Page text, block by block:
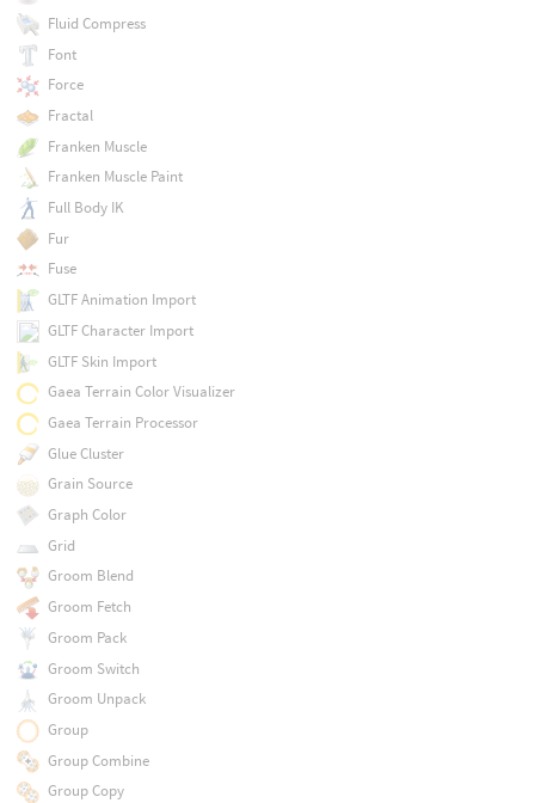
Fluid Compress
Font
Force
Fractal
Franken Muscle
Franken Muscle Paint
Full Body IK
Fur
Fuse
GLTF Animation Import
GLTF Character Import
GLTF Skin Import
Gaea Terrain Color Visualizer
Gaea Terrain Processor
Glue Cluster
Grain Source
Graph Color
Grid
Groom Blend
Groom Fetch
Groom Pack
Groom Switch
Groom Unpack
Group
Group Combine
Group Copy